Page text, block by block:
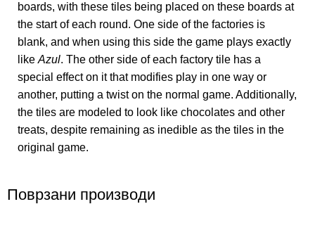
boards, with these tiles being placed on these boards at
the start of each round. One side of the factories is
blank, and when using this side the game plays exactly
like Azul. The other side of each factory tile has a
special effect on it that modifies play in one way or
another, putting a twist on the normal game. Additionally,
the tiles are modeled to look like chocolates and other
treats, despite remaining as inedible as the tiles in the
original game.
Поврзани производи